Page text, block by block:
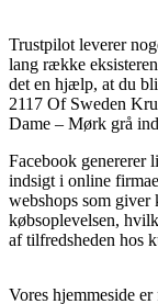
Trustpilot leverer
lang række
det en hjælp, at du
2117 Of Sweden
Dame – Mørk grå
Facebook genererer
indsigt i online
webshops som
købsoplevelsen,
af tilfredsheden hos
Vores hjemmeside